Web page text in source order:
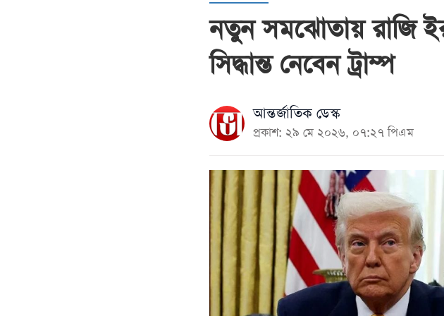
নতুন সমঝোতায় রাজি
সিদ্ধান্ত নেবেন ট্রাম্প
আন্তর্জাতিক ডেস্ক
প্রকাশ: ২৯ মে ২০২৬, ০৭:২৭ পিএম